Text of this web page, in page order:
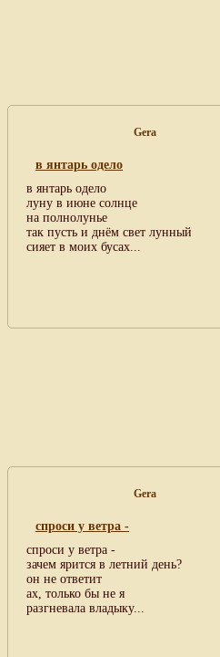
Gera
в янтарь одело
в янтарь одело
луну в июне солнце
на полнолунье
так пусть и днём свет лунный
сияет в моих бусах...
Gera
спроси у ветра -
спроси у ветра -
зачем ярится в летний день?
он не ответит
ах, только бы не я
разгневала владыку...